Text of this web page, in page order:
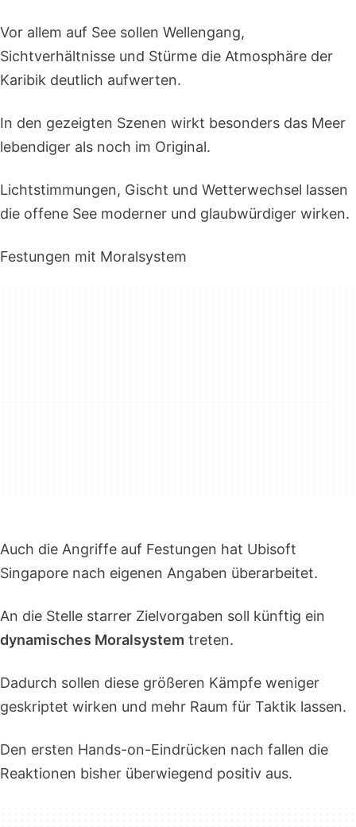
Vor allem auf See sollen Wellengang,
Sichtverhältnisse und Stürme die Atmosphäre der
Karibik deutlich aufwerten.
In den gezeigten Szenen wirkt besonders das Meer
lebendiger als noch im Original.
Lichtstimmungen, Gischt und Wetterwechsel lassen
die offene See moderner und glaubwürdiger wirken.
Festungen mit Moralsystem
Auch die Angriffe auf Festungen hat Ubisoft
Singapore nach eigenen Angaben überarbeitet.
An die Stelle starrer Zielvorgaben soll künftig ein
dynamisches Moralsystem treten.
Dadurch sollen diese größeren Kämpfe weniger
geskriptet wirken und mehr Raum für Taktik lassen.
Den ersten Hands-on-Eindrücken nach fallen die
Reaktionen bisher überwiegend positiv aus.